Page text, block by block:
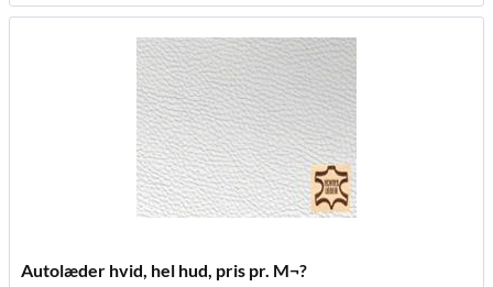
Autolæder hvid, hel hud, pris pr. M¬?